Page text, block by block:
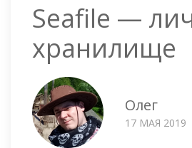
Seafile —
хранилище
Олег
17 МАЯ 2019